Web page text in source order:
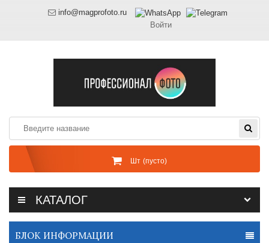
info@magprofoto.ru
Войти
Шт (пусто)
КАТАЛОГ
БЛОК ИНФОРМАЦИИ